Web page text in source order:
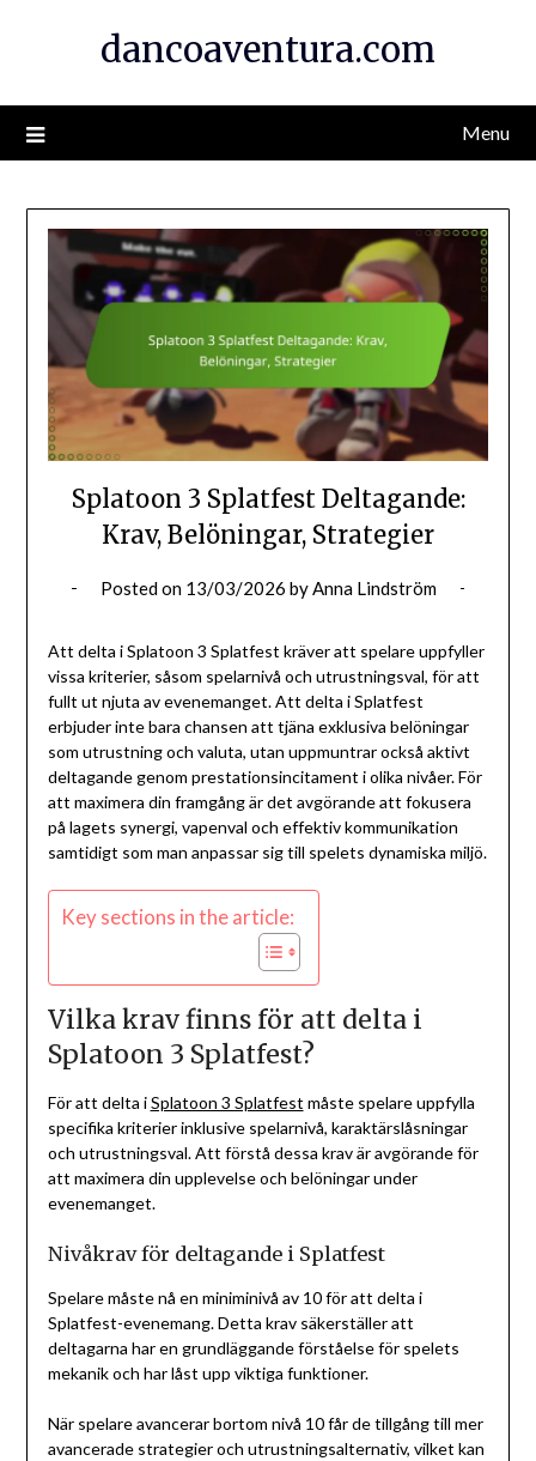
dancoaventura.com
Menu
Splatoon 3 Splatfest Deltagande:
Krav, Belöningar, Strategier
Posted on 13/03/2026 byAnna Lindström
Att delta i Splatoon 3 Splatfest kräver att spelare uppfyller
vissa kriterier, såsom spelarnivå och utrustningsval, för att
fullt ut njuta av evenemanget. Att delta i Splatfest
erbjuder inte bara chansen att tjäna exklusiva belöningar
som utrustning och valuta, utan uppmuntrar också aktivt
deltagande genom prestationsincitament i olika nivåer. För
att maximera din framgång är det avgörande att fokusera
på lagets synergi, vapenval och effektiv kommunikation
samtidigt som man anpassar sig till spelets dynamiska miljö.
Key sections in the article:
Vilka krav finns för att delta i
Splatoon 3 Splatfest?
För att delta iSplatoon 3 Splatfest måste spelare uppfylla
specifika kriterier inklusive spelarnivå, karaktärslåsningar
och utrustningsval. Att förstå dessa krav är avgörande för
att maximera din upplevelse och belöningar under
evenemanget.
Nivåkrav för deltagande i Splatfest
Spelare måste nå en miniminivå av 10 för att delta i
Splatfest-evenemang. Detta krav säkerställer att
deltagarna har en grundläggande förståelse för spelets
mekanik och har låst upp viktiga funktioner.
När spelare avancerar bortom nivå 10 får de tillgång till mer
avancerade strategier och utrustningsalternativ, vilket kan